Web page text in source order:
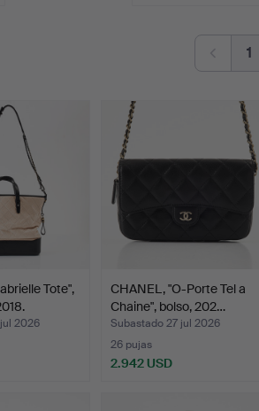
1
Tote",
2026
CHANEL, "O-Porte Tel a
Chaine", bolso, 202…
Subastado 27 jul 2026
26 pujas
2.942 USD